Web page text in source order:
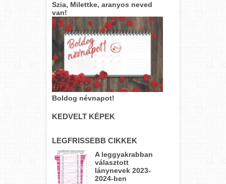
Szia, Milettke, aranyos neved
van!
Boldog névnapot!
KEDVELT KÉPEK
LEGFRISSEBB CIKKEK
A leggyakrabban
választott
lánynevek 2023-
2024-ben